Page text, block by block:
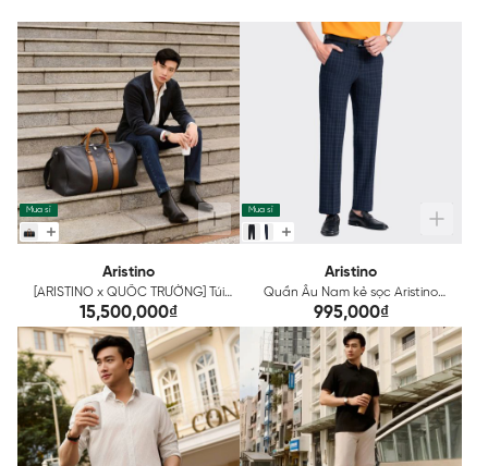
Mua sỉ
Aristino
[ARISTINO x QUỐC TRƯỜNG] Túi
Du Lịch Nam Da Bò Aristino
Leather AVB0110Z
15,500,000₫
Mua sỉ
Aristino
Quần Âu Nam kẻ sọc Aristino
Regular Fit ATR0410Z
995,000₫